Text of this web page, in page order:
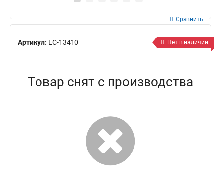
Артикул: LC-13410
Сравнить
Нет в наличии
Товар снят с производства